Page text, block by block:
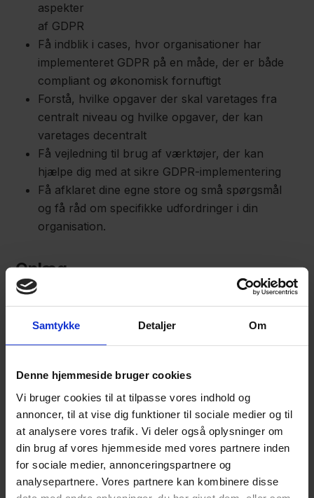
Samtykke Detaljer Om
Denne hjemmeside bruger cookies
Vi bruger cookies til at tilpasse vores indhold og
annoncer, til at vise dig funktioner til sociale medier og til
at analysere vores trafik. Vi deler også oplysninger om
din brug af vores hjemmeside med vores partnere inden
for sociale medier, annonceringspartnere og
analysepartnere. Vores partnere kan kombinere disse
aspekter
af GDPR
Få indblik i cases, hvor organisationer har
implementeret GDPR på en måde, der er både
compliant og økonomisk fornuftigt
Forstå, hvilke opgaver der skal varetages fra
centralt niveau og hvilke opgaver, der kan
varetages decentralt
Få vejledning til brug af værktøjer, der kan
hjælpe dig med at sikre GDPR-implementering
Få afklaret dine egne store og små spørgsmål
og få råd om specifikke udfordringer i din
organisation.
Oplæg
Databeskyttelseskravene anno 2024, v/Jesper
Krag,Advokat, Focus Advokater
”Hvordan spiser man en elefant…?” – en
på, v/Casper Jusslin, Legal Advisor, Kompan
A/S
Praktisk compliance og aktuelle usecases, v/
Rikke Graff Merkel , Juridisk konsulent, Focus
Advokater.